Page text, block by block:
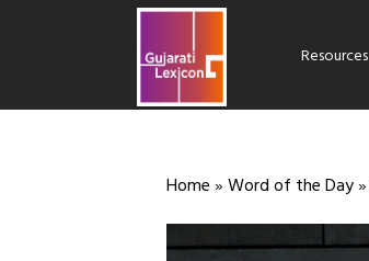
Resources
Home » Word of the Day»